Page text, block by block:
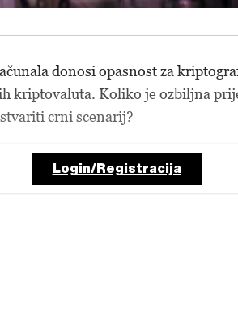
donosi opasnost za
kriptovaluta. Koliko je ozbiljna
crni scenarij?
Login/Registracija